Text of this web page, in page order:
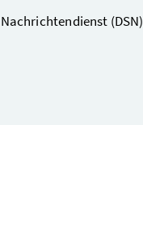
(DSN)